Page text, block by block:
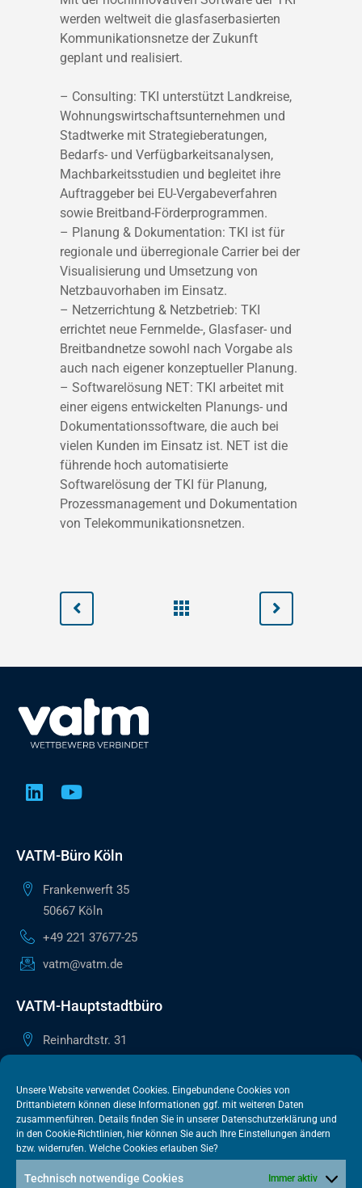
Unsere Website verwendet Cookies. Eingebundene Cookies von
Drittanbietern können diese Informationen ggf. mit weiteren Daten
zusammenführen. Details finden Sie in unserer Datenschutzerklärung und
in den Cookie-Richtlinien, hier können Sie auch Ihre Einstellungen ändern
bzw. widerrufen. Welche Cookies erlauben Sie?
Technisch notwendige Cookies Immer aktiv
werden weltweit die glasfaserbasierten
Kommunikationsnetze der Zukunft
geplant und realisiert.
– Consulting: TKI unterstützt Landkreise,
Wohnungswirtschaftsunternehmen und
Stadtwerke mit Strategieberatungen,
Bedarfs- und Verfügbarkeitsanalysen,
Machbarkeitsstudien und begleitet ihre
Auftraggeber bei EU-Vergabeverfahren
sowie Breitband-Förderprogrammen.
– Planung & Dokumentation: TKI ist für
regionale und überregionale Carrier bei der
Visualisierung und Umsetzung von
Netzbauvorhaben im Einsatz.
– Netzerrichtung & Netzbetrieb: TKI
errichtet neue Fernmelde-, Glasfaser- und
Breitbandnetze sowohl nach Vorgabe als
auch nach eigener konzeptueller Planung.
– Softwarelösung NET: TKI arbeitet mit
einer eigens entwickelten Planungs- und
Dokumentationssoftware, die auch bei
vielen Kunden im Einsatz ist. NET ist die
führende hoch automatisierte
Softwarelösung der TKI für Planung,
Prozessmanagement und Dokumentation
von Telekommunikationsnetzen.
VATM-Büro Köln
Frankenwerft 35
50667 Köln
+49 221 37677-25
vatm@vatm.de
VATM-Hauptstadtbüro
Reinhardtstr. 31
+49 30 505615-38
berlin@vatm.de
VATM-Büro Brüssel